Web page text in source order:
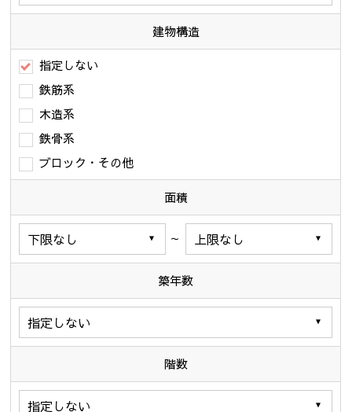
建物構造
指定しない
鉄筋系
木造系
鉄骨系
ブロック・その他
面積
～
築年数
階数